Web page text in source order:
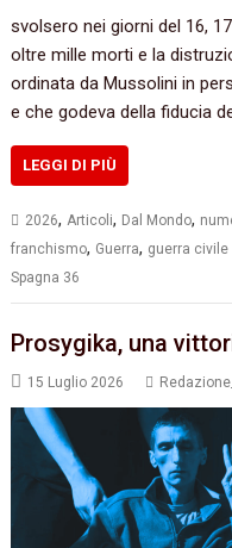
svolsero nei giorni del 16,
oltre mille morti e la
ordinata da Mussolini in
e che godeva della fiducia
LEGGI DI PIÙ
2026,Articoli, Dal Mondo,
franchismo, Guerra, guerra
Spagna 36
Prosygika, una
15 Luglio 2026